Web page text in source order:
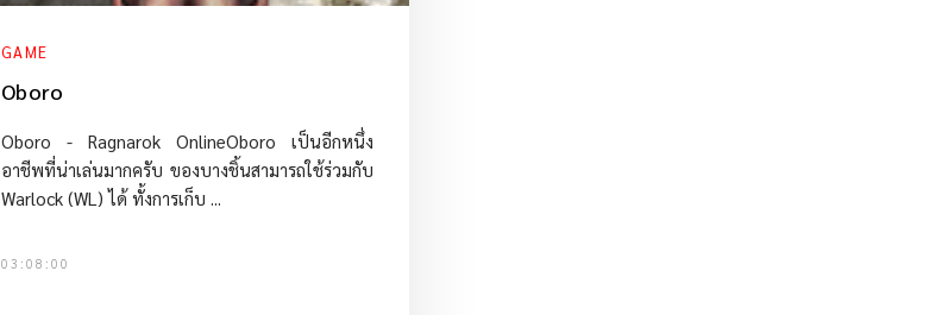
GAME
Oboro
Oboro - Ragnarok OnlineOboro เป็นอีกหนึ่ง
อาชีพที่น่าเล่นมากครับ ของบางชิ้นสามารถใช้ร่วมกับ
Warlock (WL) ได้ ทั้งการเก็บ ...
03:08:00